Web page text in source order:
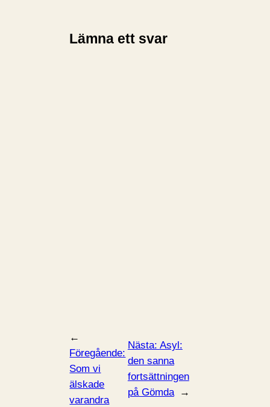
Lämna ett svar
←
Föregående:
Som vi
älskade
varandra
Nästa: Asyl:
den sanna
fortsättningen
på Gömda
→